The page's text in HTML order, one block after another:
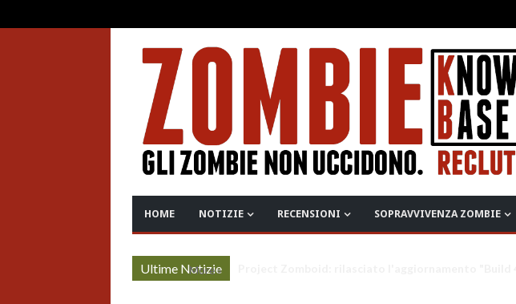
HOME NOTIZIE RECENSIONI SOPRAVVIVENZA ZOMBIE
Ultime Notizie
More »